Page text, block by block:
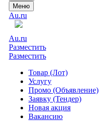
Меню
Au.ru
Au.ru
Разместить
Разместить
Товар (Лот)
Услугу
Промо (Объявление)
Заявку (Тендер)
Новая акция
Вакансию